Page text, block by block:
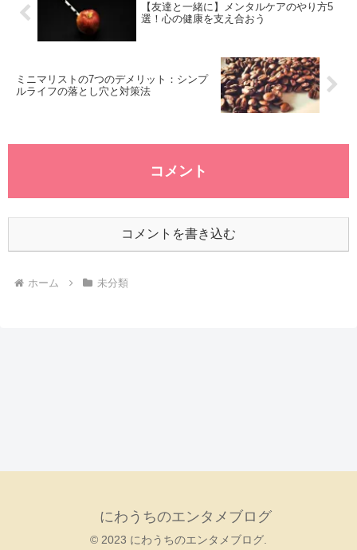
【友達と一緒に】メンタルケアのやり方5
選！心の健康を支え合おう
ミニマリストの7つのデメリット：シンプ
ルライフの落とし穴と対策法
コメント
コメントを書き込む
ホーム 未分類
にわうちのエンタメブログ
© 2023 にわうちのエンタメブログ.